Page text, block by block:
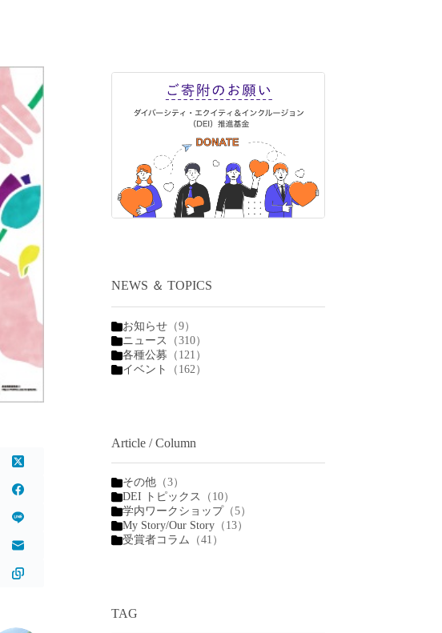
NEWS ＆ TOPICS
お知らせ （9）
ニュース
（310）
各種公募 （121）
イベント
（162）
Article / Column
その他 （3）
DEI トピックス
（10）
学内ワークショップ （5）
My Story/Our Story （13）
受賞者コラム （41）
TAG